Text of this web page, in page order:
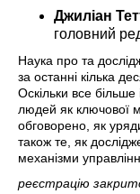
Джиліан
головний
Наука про та
за останні кілька
Оскільки все
людей як ключової
обговорено, як
також те, як
механізми
реєстрацію